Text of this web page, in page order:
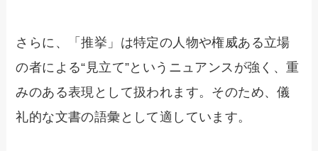
さらに、「推挙」は特定の人物や権威ある立場
の者による“見立て”というニュアンスが強く、重
みのある表現として扱われます。そのため、儀
礼的な文書の語彙として適しています。